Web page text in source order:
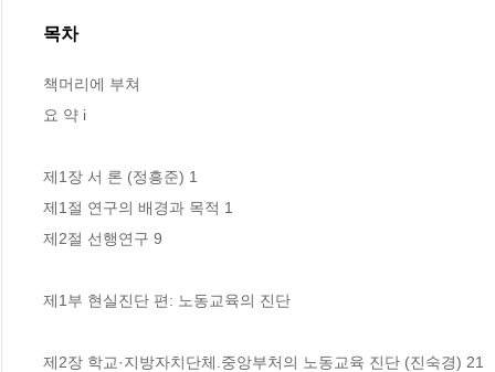
목차
책머리에 부쳐
요 약 i
제1장 서 론 (정흥준) 1
제1절 연구의 배경과 목적 1
제2절 선행연구 9
제1부 현실진단 편: 노동교육의 진단
제2장 학교·지방자치단체.중앙부처의 노동교육 진단 (진숙경) 21